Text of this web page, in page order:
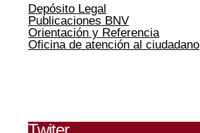
Depósito Legal
Publicaciones BNV
Orientación y Referencia
Oficina de atención al ciudadano